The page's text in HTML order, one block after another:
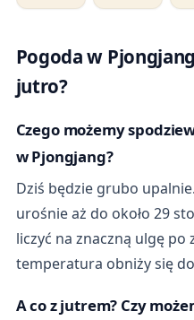
Pogoda w
jutro?
Czego możemy
w Pjongjang?
Dziś będzie grubo
urośnie aż do około 29
liczyć na znaczną ulgę po
temperatura obniży się
A co z jutrem? Czy